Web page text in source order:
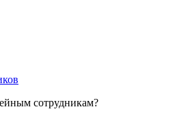
сотрудникам?